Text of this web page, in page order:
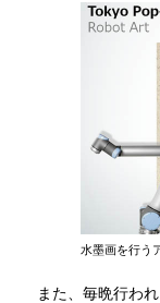
水墨画を行う
また、毎晩行われ